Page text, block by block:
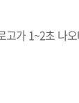
고가1~2초 나